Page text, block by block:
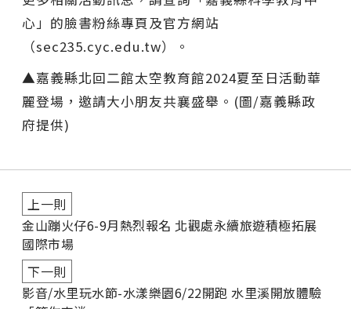
心」的臉書粉絲專頁及官方網站
（sec235.cyc.edu.tw）。
▲嘉義縣北回二館太空教育館2024夏至日活動華
麗登場，邀請大小朋友共襄盛舉。(圖/嘉義縣政
府提供)
上一則
金山蹦火仔6-9月熱烈報名 北觀處永續旅遊積極拓展
國際市場
下一則
影音/水里玩水節-水漾樂園6/22開跑 水里溪開放體驗